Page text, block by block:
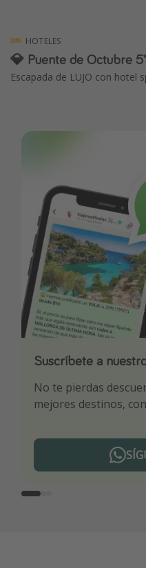
HOTELES
💎 Puente de Octubre
Escapada de LUJO con hotel
Suscríbete a
No te pierdas
mejores destinos,
Descarga nuestra
Sé el primero en
¡Suscríbete a
¡Recibe las mejores
ti por nuestros